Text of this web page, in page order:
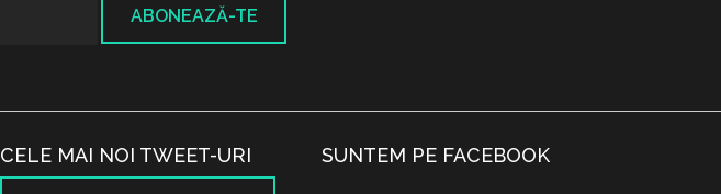
ABONEAZĂ-TE
CELE MAI NOI TWEET-URI SUNTEM PE FACEBOOK